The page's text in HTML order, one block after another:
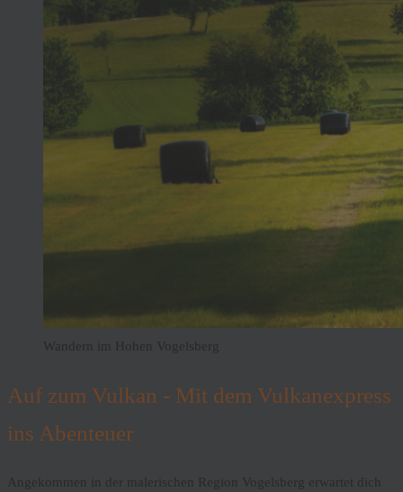
Wandern im Hohen Vogelsberg
Auf zum Vulkan - Mit dem Vulkanexpress
ins Abenteuer
Angekommen in der malerischen Region Vogelsberg erwartet dich